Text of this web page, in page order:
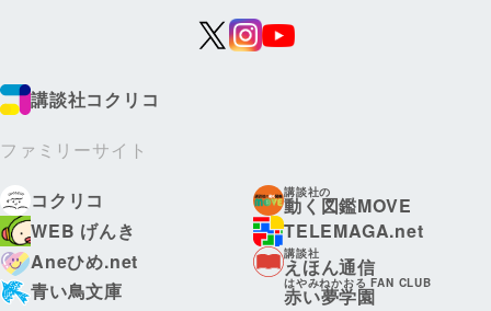
講談社コクリコ
ファミリーサイト
コクリコ
講談社の
動く図鑑MOVE
WEB げんき
TELEMAGA.net
Aneひめ.net
講談社
えほん通信
青い鳥文庫
はやみねかおる FAN CLUB
赤い夢学園